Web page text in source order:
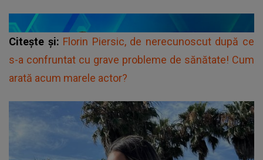
Citește și: Florin Piersic, de nerecunoscut după ce
s-a confruntat cu grave probleme de sănătate! Cum
arată acum marele actor?